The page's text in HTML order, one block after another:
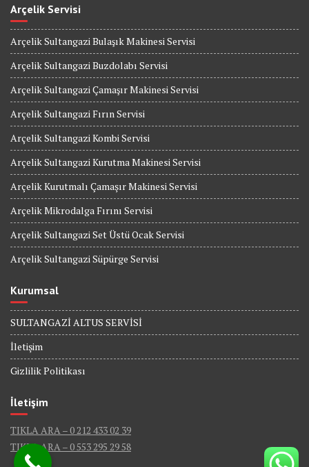
Arçelik Servisi
Arçelik Sultangazi Bulaşık Makinesi Servisi
Arçelik Sultangazi Buzdolabı Servisi
Arçelik Sultangazi Çamaşır Makinesi Servisi
Arçelik Sultangazi Fırın Servisi
Arçelik Sultangazi Kombi Servisi
Arçelik Sultangazi Kurutma Makinesi Servisi
Arçelik Kurutmalı Çamaşır Makinesi Servisi
Arçelik Mikrodalga Fırını Servisi
Arçelik Sultangazi Set Üstü Ocak Servisi
Arçelik Sultangazi Süpürge Servisi
Kurumsal
SULTANGAZİ ALTUS SERVİSİ
İletişim
Gizlilik Politikası
İletişim
TIKLA ARA – 0 212 433 02 39
TIKLA ARA – 0 553 295 29 58